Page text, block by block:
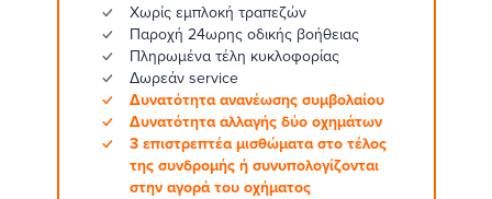
Χωρίς εμπλοκή τραπεζών
Παροχή 24ωρης οδικής βοήθειας
Πληρωμένα τέλη κυκλοφορίας
Δωρεάν service
Δυνατότητα ανανέωσης συμβολαίου
Δυνατότητα αλλαγής δύο οχημάτων
3 επιστρεπτέα μισθώματα στο τέλος
της συνδρομής ή συνυπολογίζονται
στην αγορά του οχήματος